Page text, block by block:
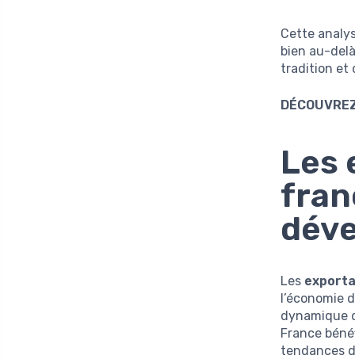
Cette
bien au-
tradition et
Les
Les
l’économie
dynamique
France
tendances